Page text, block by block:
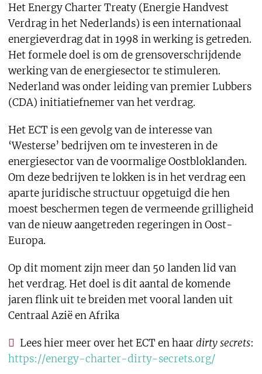
Het Energy Charter Treaty (Energie Handvest
Verdrag in het Nederlands) is een internationaal
energieverdrag dat in 1998 in werking is getreden.
Het formele doel is om de grensoverschrijdende
werking van de energiesector te stimuleren.
Nederland was onder leiding van premier Lubbers
(CDA) initiatiefnemer van het verdrag.
Het ECT is een gevolg van de interesse van
‘Westerse’ bedrijven om te investeren in de
energiesector van de voormalige Oostbloklanden.
Om deze bedrijven te lokken is in het verdrag een
aparte juridische structuur opgetuigd die hen
moest beschermen tegen de vermeende grilligheid
van de nieuw aangetreden regeringen in Oost-
Europa.
Op dit moment zijn meer dan 50 landen lid van
het verdrag. Het doel is dit aantal de komende
jaren flink uit te breiden met vooral landen uit
Centraal Azië en Afrika
Lees hier meer over het ECT en haardirty secrets:
https://energy-charter-dirty-secrets.org/